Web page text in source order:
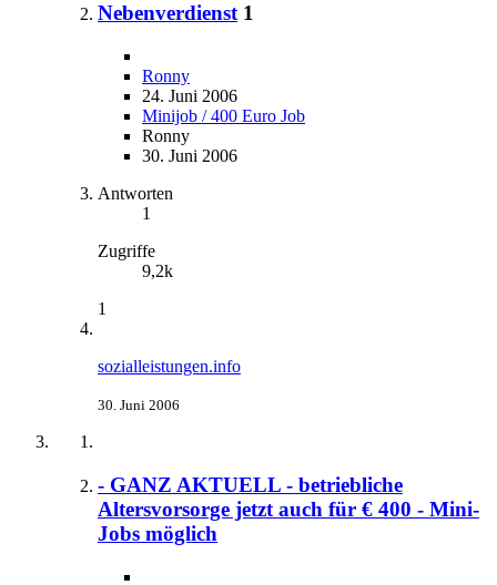
Nebenverdienst 1
Ronny
24. Juni 2006
Minijob / 400 Euro Job
Ronny
30. Juni 2006
Antworten
1
Zugriffe
9,2k
1
sozialleistungen.info
30. Juni 2006
- GANZ AKTUELL - betriebliche
Altersvorsorge jetzt auch für € 400 - Mini-
Jobs möglich